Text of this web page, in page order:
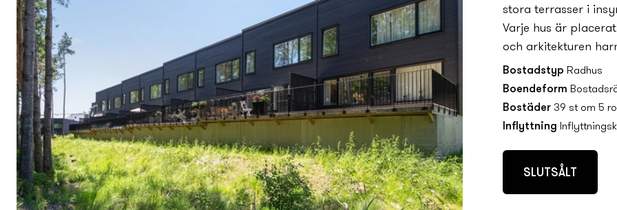
stora terrasser i
Varje hus är
och arkitekturen
Bostadstyp Radhus
Boendeform
Bostäder 39 st om 5
Inflyttning
SLUTSÅLT